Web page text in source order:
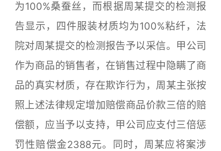
为100%桑蚕丝，而根据周某提交的检测报
告显示，四件服装材质均为100%粘纤，法
院对周某提交的检测报告予以采信。甲公司
作为商品的销售者，在销售过程中隐瞒了商
品的真实材质，存在欺诈行为，周某主张按
照上述法律规定增加赔偿商品价款三倍的赔
偿额，应当予以支持，甲公司应支付三倍惩
罚性赔偿金2388元。同时，周某应将案涉